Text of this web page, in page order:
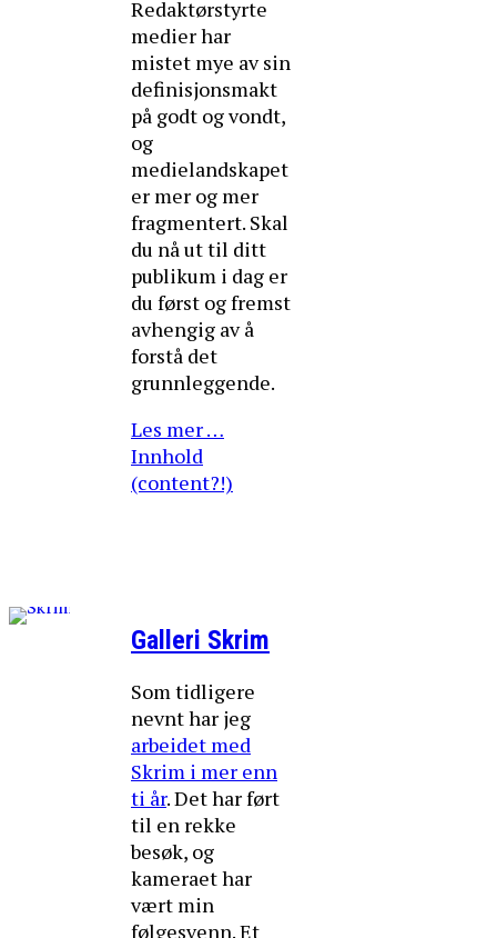
Redaktørstyrte
medier har
mistet mye av sin
definisjonsmakt
på godt og vondt,
og
medielandskapet
er mer og mer
fragmentert. Skal
du nå ut til ditt
publikum i dag er
du først og fremst
avhengig av å
forstå det
grunnleggende.
Les mer …
Innhold
(content?!)
Galleri Skrim
Som tidligere
nevnt har jeg
arbeidet med
Skrim i mer enn
ti år. Det har ført
til en rekke
besøk, og
kameraet har
vært min
følgesvenn. Et